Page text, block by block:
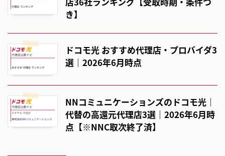
き】
ドコモ光 おすすめ代理店・プロバイダ3
選｜2026年6月時点
NNコミュニケーションズのドコモ光｜
代替の高還元代理店3選｜2026年6月時
点【※NNC取次終了済】